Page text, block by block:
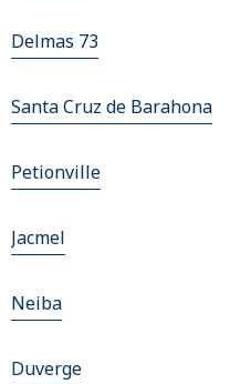
Delmas 73
Santa Cruz de Barahona
Petionville
Jacmel
Neiba
Duverge